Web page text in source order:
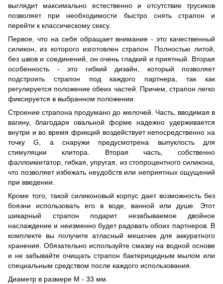
выглядит максимально естественно и отсутствие трусиков
позволяет при необходимости быстро снять страпон и
перейти к классическому сексу.
Первое, что на себя обращает внимание - это качественный
силикон, из которого изготовлен страпон. Полностью литой,
без швов и соединений, он очень гладкий и приятный. Вторая
особенность - это гибкий дизайн, который позволяет
подстроить страпон под каждого партнера, так как
регулируется положение обеих частей. Причем, страпон легко
фиксируется в выбранном положении.
Строение страпона продумано до мелочей. Часть, вводимая в
вагину, благодаря овальной форме надежно удерживается
внутри и во время фрикций воздействует непосредственно на
точку G, а снаружи предусмотрена выпуклость для
стимуляции клитора. Вторая часть, собственно
фаллоимитатор, гибкая, упругая, из стопроцентного силикона,
что позволяет избежать неудобств или неприятных ощущений
при введении.
Кроме того, такой силиконовый корпус дает возможность без
боязни использовать его в воде, ванной или душе. Этот
шикарный страпон подарит незабываемое двойное
наслаждение и неизменно будет радовать обоих партнеров. В
комплекте вы получите атласный мешочек для аккуратного
хранения. Обязательно используйте смазку на водной основе
и не забывайте очищать страпон бактерицидным мылом или
специальным средством после каждого использования.
Диаметр в размере М - 33 мм.